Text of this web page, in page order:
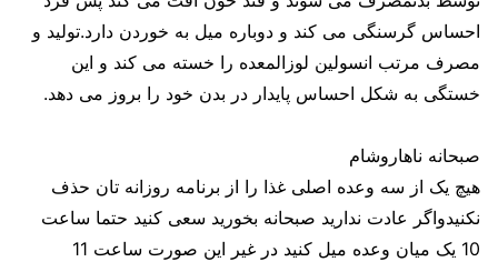
احساس گرسنگی می کند و دوباره میل به خوردن دارد.تولید و
مصرف مرتب انسولین لوزالمعده را خسته می کند و این
خستگی به شکل احساس پایدار در بدن خود را بروز می دهد.
صبحانه ناهاروشام
هیچ یک از سه وعده اصلی غذا را از برنامه روزانه تان حذف
نکنیدواگر عادت ندارید صبحانه بخورید سعی کنید حتما ساعت
10 یک میان وعده میل کنید در غیر این صورت ساعت 11